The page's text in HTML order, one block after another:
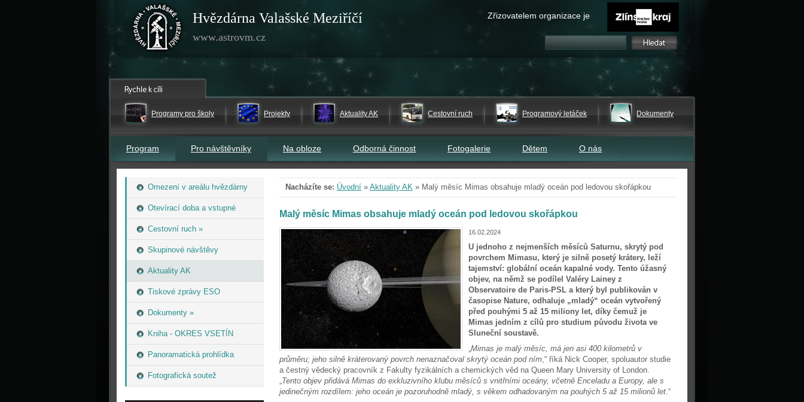
Hvězdárna Valašské Meziříčí
www.astrovm.cz
Zřizovatelem organizace je
Programy pro školy Projekty Aktuality AK Cestovní ruch Programový letáček Dokumenty
Program Pro návštěvníky Na obloze Odborná činnost Fotogalerie Dětem O nás
Omezení v areálu hvězdárny
Otevírací doba a vstupné
Cestovní ruch »
Skupinové návštěvy
Aktuality AK
Tiskové zprávy ESO
Dokumenty »
Kniha - OKRES VSETÍN
Panoramatická prohlídka
Fotografická soutež
Nacházíte se: Úvodní » Aktuality AK » Malý měsíc Mimas obsahuje mladý oceán pod ledovou skořápkou
Malý měsíc Mimas obsahuje mladý oceán pod ledovou skořápkou
16.02.2024
U jednoho z nejmenších měsíců Saturnu, skrytý pod
povrchem Mimasu, který je silně posetý krátery, leží
tajemství: globální oceán kapalné vody. Tento úžasný
objev, na němž se podílel Valéry Lainey z
Observatoire de Paris-PSL a který byl publikován v
časopise Nature, odhaluje „mladý“ oceán vytvořený
před pouhými 5 až 15 miliony let, díky čemuž je
Mimas jedním z cílů pro studium původu života ve
Sluneční soustavě.
„Mimas je malý měsíc, má jen asi 400 kilometrů v
průměru; jeho silně kráterovaný povrch nenaznačoval skrytý oceán pod ním,“ říká Nick Cooper, spoluautor studie
a čestný vědecký pracovník z Fakulty fyzikálních a chemických věd na Queen Mary University of London.
„Tento objev přidává Mimas do exkluzivního klubu měsíců s vnitřními oceány, včetně Enceladu a Europy, ale s
jedinečným rozdílem: jeho oceán je pozoruhodně mladý, s věkem odhadovaným na pouhých 5 až 15 milionů let.“